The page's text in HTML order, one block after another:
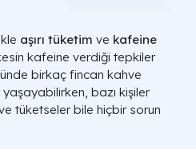
aşırı tüketim ve kafeine
kafeine verdiği tepkiler
birkaç fincan kahve
bazı kişiler
tüketseler bile hiçbir sorun